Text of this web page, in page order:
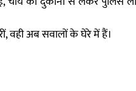
वही अब सवालों के घेरे में हैं।